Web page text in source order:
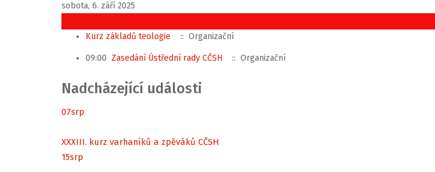
sobota, 6. září 2025
Následující den
Kurz základů teologie
:: Organizační
09:00 Zasedání Ústřední rady CČSH :: Organizační
Nadcházející události
07srp
XXXIII. kurz varhaníků a zpěváků CČSH
15srp